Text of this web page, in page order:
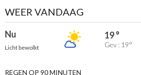
WEER VANDAAG
Nu
Licht bewolkt
19 °
Gev : 19°
REGEN OP 90 MINUTEN